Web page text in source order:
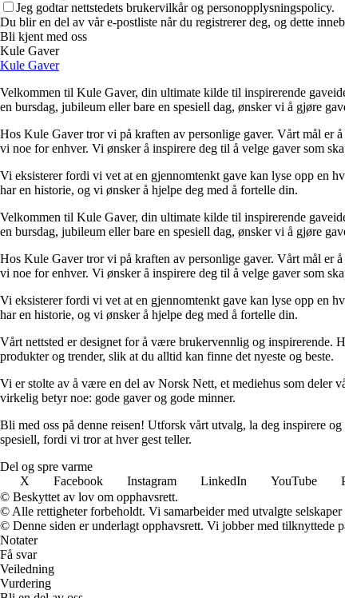
Jeg godtar nettstedets brukervilkår og personopplysningspolicy.
Du blir en del av vår e-postliste når du registrerer deg, og dette
Bli kjent med oss
Kule Gaver
Kule Gaver
Velkommen til Kule Gaver, din ultimate kilde til inspirerende
en bursdag, jubileum eller bare en spesiell dag, ønsker vi å gjøre
Hos Kule Gaver tror vi på kraften av personlige gaver. Vårt mål er
vi noe for enhver. Vi ønsker å inspirere deg til å velge gaver som
Vi eksisterer fordi vi vet at en gjennomtenkt gave kan lyse opp en
har en historie, og vi ønsker å hjelpe deg med å fortelle din.
Velkommen til Kule Gaver, din ultimate kilde til inspirerende
en bursdag, jubileum eller bare en spesiell dag, ønsker vi å gjøre
Hos Kule Gaver tror vi på kraften av personlige gaver. Vårt mål er
vi noe for enhver. Vi ønsker å inspirere deg til å velge gaver som
Vi eksisterer fordi vi vet at en gjennomtenkt gave kan lyse opp en
har en historie, og vi ønsker å hjelpe deg med å fortelle din.
Vårt nettsted er designet for å være brukervennlig og inspirerende.
produkter og trender, slik at du alltid kan finne det nyeste og beste.
Vi er stolte av å være en del av Norsk Nett, et mediehus som deler
virkelig betyr noe: gode gaver og gode minner.
Bli med oss på denne reisen! Utforsk vårt utvalg, la deg inspirere
spesiell, fordi vi tror at hver gest teller.
Del og spre varme
X
Facebook Instagram LinkedIn YouTube
© Beskyttet av lov om opphavsrett.
© Alle rettigheter forbeholdt. Vi samarbeider med utvalgte
© Denne siden er underlagt opphavsrett. Vi jobber med tilknyttede
Notater
Få svar
Veiledning
Vurdering